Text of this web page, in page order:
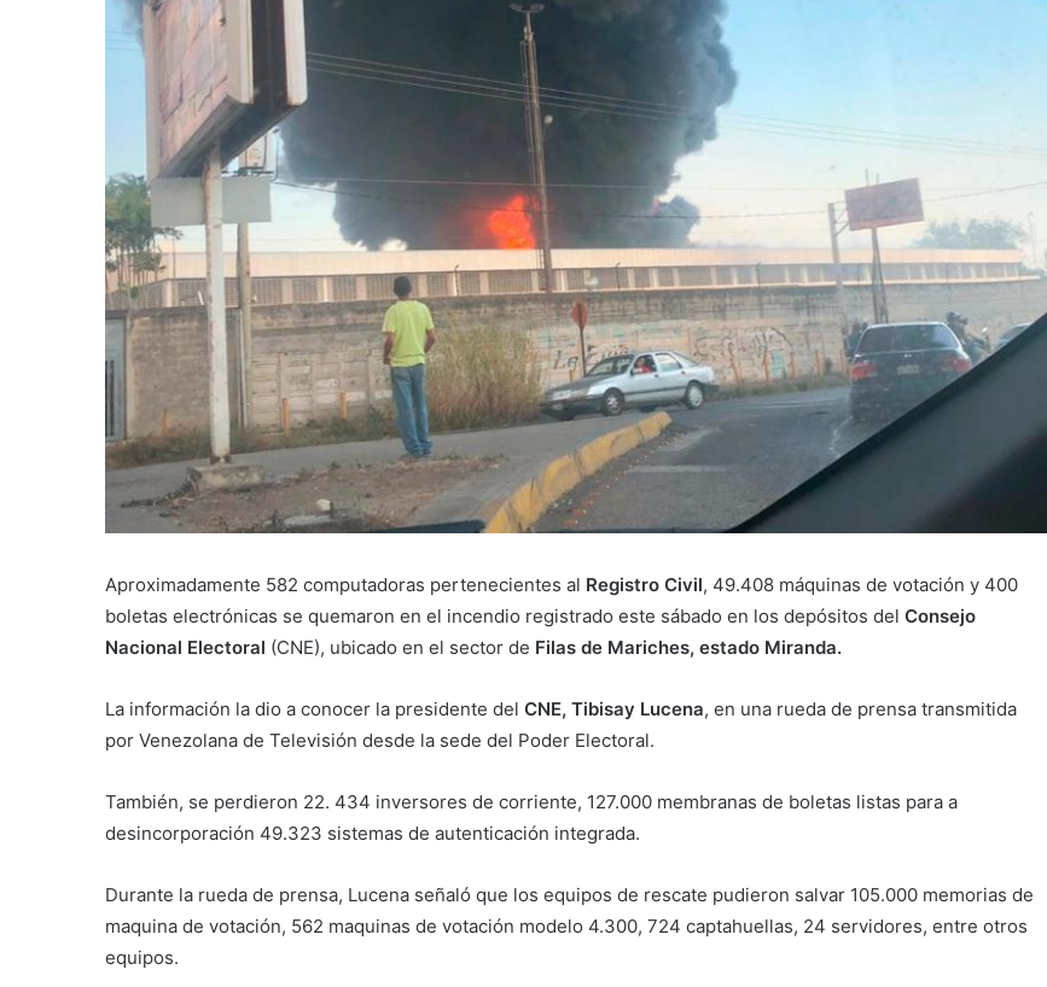
Aproximadamente 582 computadoras pertenecientes al Registro Civil, 49.408 máquinas de votación y 400
boletas electrónicas se quemaron en el incendio registrado este sábado en los depósitos del Consejo
Nacional Electoral (CNE), ubicado en el sector de Filas de Mariches, estado Miranda.
La información la dio a conocer la presidente del CNE, Tibisay Lucena, en una rueda de prensa transmitida
por Venezolana de Televisión desde la sede del Poder Electoral.
También, se perdieron 22. 434 inversores de corriente, 127.000 membranas de boletas listas para a
desincorporación 49.323 sistemas de autenticación integrada.
Durante la rueda de prensa, Lucena señaló que los equipos de rescate pudieron salvar 105.000 memorias de
maquina de votación, 562 maquinas de votación modelo 4.300, 724 captahuellas, 24 servidores, entre otros
equipos.